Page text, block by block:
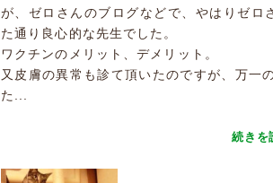
が、ゼロさんのブログなどで、やはりゼ
た通り良心的な先生でした。
ワクチンのメリット、デメリット。
又皮膚の異常も診て頂いたのですが、万一
た...
続きを